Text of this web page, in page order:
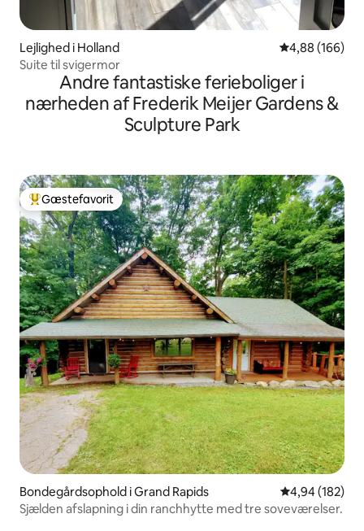
Lejlighed i Holland 4,88 ud af 5 i
4,88 (166)
Suite til svigermor
Andre fantastiske ferieboliger i
nærheden af Frederik Meijer Gardens &
Sculpture Park
Bedste gæstefavorit
Gæstefavorit
Bondegårdsophold i Grand Rapids 4,94 ud af 5 i
4,94 (182)
Sjælden afslapning i din ranchhytte med tre soveværelser.